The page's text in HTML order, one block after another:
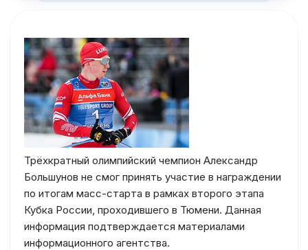
Трёхкратный олимпийский чемпион Александр
Большунов не смог принять участие в награждении
по итогам масс-старта в рамках второго этапа
Кубка России, проходившего в Тюмени. Данная
информация подтверждается материалами
информационного агентства.